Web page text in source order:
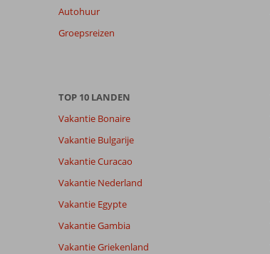
Autohuur
Groepsreizen
TOP 10 LANDEN
Vakantie Bonaire
Vakantie Bulgarije
Vakantie Curacao
Vakantie Nederland
Vakantie Egypte
Vakantie Gambia
Vakantie Griekenland